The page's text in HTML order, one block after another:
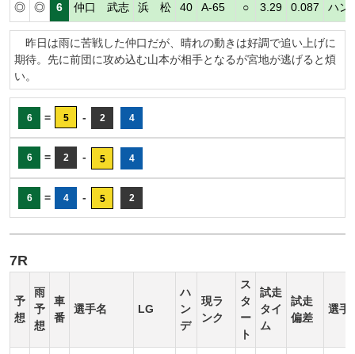
◎ ◎ 6 仲口 武志 浜 松 40 A-65 ○ 3.29 0.087 ハン
昨日は雨に苦戦した仲口だが、晴れの動きは好調で追い上げに
期待。先に前団に攻め込む山本が相手となるが宮地が逃げると煩
い。
6 = 5 - 2 4
6 = 2 - 5 4
6 = 4 - 5 2
7R
予
想
雨
予
想
車
番
選手名 LG
ハ
ン
デ
現ラ
ンク
ス
タ
ー
ト
試走
タイ
ム
試走
偏差
選手